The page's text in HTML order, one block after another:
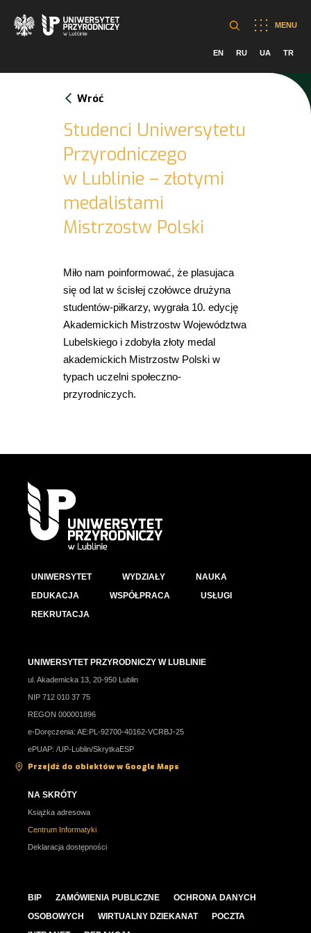
MENU
EN RU UA TR
Wróć
Studenci Uniwersytetu
Przyrodniczego
w Lublinie – złotymi
medalistami
Mistrzostw Polski
Miło nam poinformować, że plasujaca
się od lat w ścisłej czołówce drużyna
studentów-piłkarzy, wygrała 10. edycję
Akademickich Mistrzostw Województwa
Lubelskiego i zdobyła złoty medal
akademickich Mistrzostw Polski w
typach uczelni społeczno-
przyrodniczych.
UNIWERSYTET WYDZIAŁY
NAUKA
EDUKACJA
WSPÓŁPRACA
USŁUGI
REKRUTACJA
UNIWERSYTET PRZYRODNICZY W LUBLINIE
ul. Akademicka 13, 20-950 Lublin
NIP 712 010 37 75
REGON 000001896
e-Doręczenia: AE:PL-92700-40162-VCRBJ-25
ePUAP: /UP-Lublin/SkrytkaESP
Przejdź do obiektów w Google Maps
NA SKRÓTY
Książka adresowa
Centrum Informatyki
Deklaracja dostępności
BIP ZAMÓWIENIA PUBLICZNE
OCHRONA DANYCH
OSOBOWYCH
WIRTUALNY DZIEKANAT
POCZTA